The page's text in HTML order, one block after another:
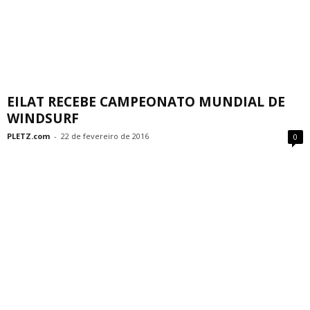
EILAT RECEBE CAMPEONATO MUNDIAL DE
WINDSURF
PLETZ.com - 22 de fevereiro de 2016 0